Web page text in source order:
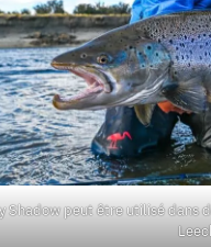
Shadow peut être utilisé dans